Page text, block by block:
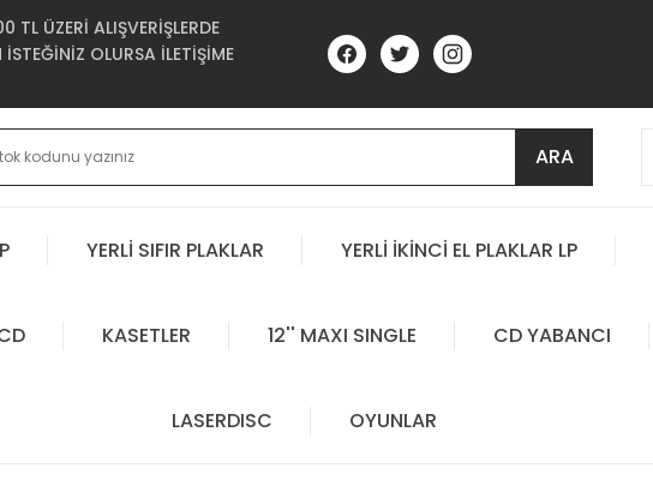
ÜZERİ ALIŞVERİŞLERDE
OLURSA İLETİŞİME
ARA
YERLİ SIFIR PLAKLAR YERLİ İKİNCİ EL PLAKLAR LP
KASETLER 12'' MAXI SINGLE CD YABANCI
LASERDISC OYUNLAR